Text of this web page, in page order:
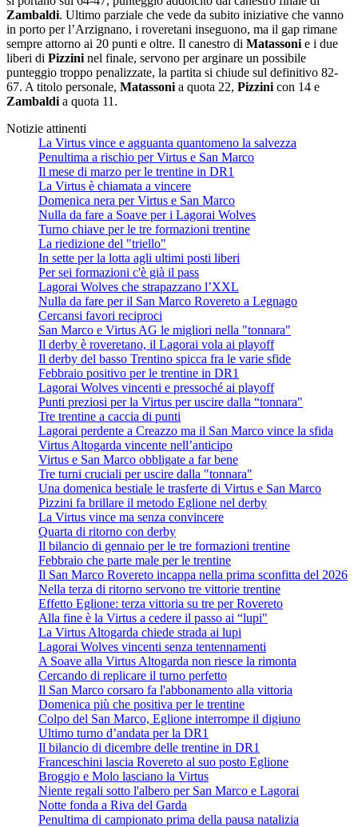
Zambaldi. Ultimo parziale che vede da subito iniziative che vanno
in porto per l’Arzignano, i roveretani inseguono, ma il gap rimane
sempre attorno ai 20 punti e oltre. Il canestro di Matassoni e i due
liberi di Pizzini nel finale, servono per arginare un possibile
punteggio troppo penalizzate, la partita si chiude sul definitivo 82-
67. A titolo personale, Matassoni a quota 22, Pizzini con 14 e
Zambaldi a quota 11.
Notizie attinenti
La Virtus vince e agguanta quantomeno la salvezza
Penultima a rischio per Virtus e San Marco
Il mese di marzo per le trentine in DR1
La Virtus è chiamata a vincere
Domenica nera per Virtus e San Marco
Nulla da fare a Soave per i Lagorai Wolves
Turno chiave per le tre formazioni trentine
La riedizione del "triello"
In sette per la lotta agli ultimi posti liberi
Per sei formazioni c'è già il pass
Lagorai Wolves che strapazzano l’XXL
Nulla da fare per il San Marco Rovereto a Legnago
Cercansi favori reciproci
San Marco e Virtus AG le migliori nella "tonnara"
Il derby è roveretano, il Lagorai vola ai playoff
Il derby del basso Trentino spicca fra le varie sfide
Febbraio positivo per le trentine in DR1
Lagorai Wolves vincenti e pressoché ai playoff
Punti preziosi per la Virtus per uscire dalla “tonnara"
Tre trentine a caccia di punti
Lagorai perdente a Creazzo ma il San Marco vince la sfida
Virtus Altogarda vincente nell’anticipo
Virtus e San Marco obbligate a far bene
Tre turni cruciali per uscire dalla "tonnara"
Una domenica bestiale le trasferte di Virtus e San Marco
Pizzini fa brillare il metodo Eglione nel derby
La Virtus vince ma senza convincere
Quarta di ritorno con derby
Il bilancio di gennaio per le tre formazioni trentine
Febbraio che parte male per le trentine
Il San Marco Rovereto incappa nella prima sconfitta del 2026
Nella terza di ritorno servono tre vittorie trentine
Effetto Eglione: terza vittoria su tre per Rovereto
Alla fine è la Virtus a cedere il passo ai “lupi"
La Virtus Altogarda chiede strada ai lupi
Lagorai Wolves vincenti senza tentennamenti
A Soave alla Virtus Altogarda non riesce la rimonta
Cercando di replicare il turno perfetto
Il San Marco corsaro fa l'abbonamento alla vittoria
Domenica più che positiva per le trentine
Colpo del San Marco, Eglione interrompe il digiuno
Ultimo turno d’andata per la DR1
Il bilancio di dicembre delle trentine in DR1
Franceschini lascia Rovereto al suo posto Eglione
Broggio e Molo lasciano la Virtus
Niente regali sotto l'albero per San Marco e Lagorai
Notte fonda a Riva del Garda
Penultima di campionato prima della pausa natalizia